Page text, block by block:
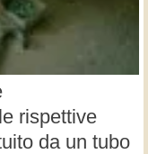
rispettive
da un tubo